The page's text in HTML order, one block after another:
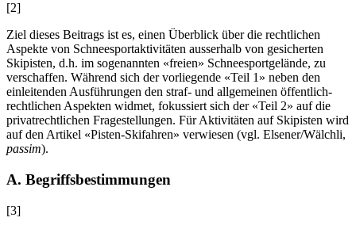
[2]
Ziel dieses Beitrags ist es, einen Überblick über die rechtlichen
Aspekte von Schneesportaktivitäten ausserhalb von gesicherten
Skipisten, d.h. im sogenannten «freien» Schneesportgelände, zu
verschaffen. Während sich der vorliegende «Teil 1» neben den
einleitenden Ausführungen den straf- und allgemeinen öffentlich-
rechtlichen Aspekten widmet, fokussiert sich der «Teil 2» auf die
privatrechtlichen Fragestellungen. Für Aktivitäten auf Skipisten wird
auf den Artikel «Pisten-Skifahren» verwiesen (vgl. Elsener/Wälchli,
passim).
A. Begriffsbestimmungen
[3]